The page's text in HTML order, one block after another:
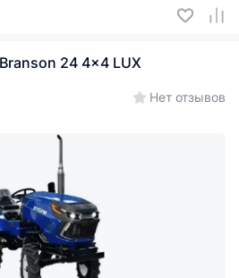
24 4x4 LUX
Нет отзывов